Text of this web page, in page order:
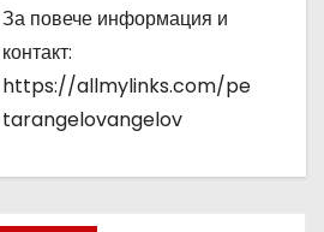
За повече информация и
контакт:
https://allmylinks.com/pe
tarangelovangelov